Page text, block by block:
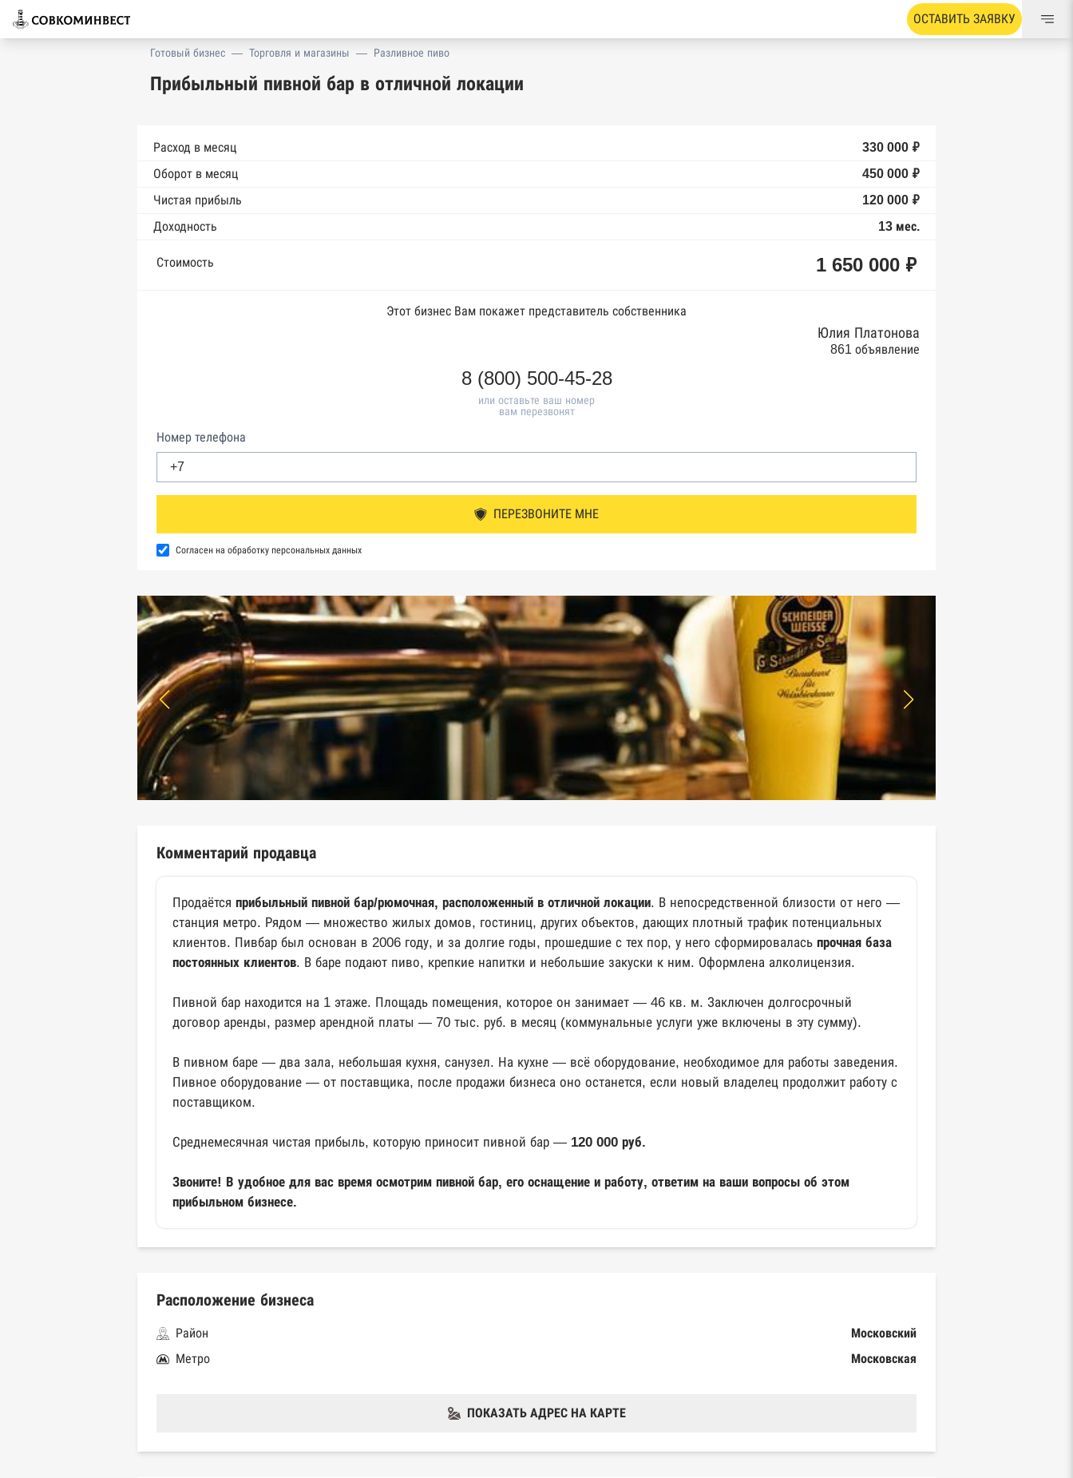
ОСТАВИТЬ ЗАЯВКУ
Готовый бизнес — Торговля и магазины — Разливное пиво
Прибыльный пивной бар в отличной локации
Расход в месяц
330 000 ₽
Оборот в месяц
450 000 ₽
Чистая прибыль
120 000 ₽
Доходность
13 мес.
Стоимость 1 650 000 ₽
Этот бизнес Вам покажет представитель собственника
Юлия Платонова
861 объявление
8 (800) 500-45-28
или оставьте ваш номер
вам перезвонят
Номер телефона
ПЕРЕЗВОНИТЕ МНЕ
Согласен на обработку персональных данных
Комментарий продавца
Продаётся прибыльный пивной бар/рюмочная, расположенный в отличной локации. В непосредственной близости от него —
станция метро. Рядом — множество жилых домов, гостиниц, других объектов, дающих плотный трафик потенциальных
клиентов. Пивбар был основан в 2006 году, и за долгие годы, прошедшие с тех пор, у него сформировалась прочная база
постоянных клиентов. В баре подают пиво, крепкие напитки и небольшие закуски к ним. Оформлена алколицензия.
Пивной бар находится на 1 этаже. Площадь помещения, которое он занимает — 46 кв. м. Заключен долгосрочный
договор аренды, размер арендной платы — 70 тыс. руб. в месяц (коммунальные услуги уже включены в эту сумму).
В пивном баре — два зала, небольшая кухня, санузел. На кухне — всё оборудование, необходимое для работы заведения.
Пивное оборудование — от поставщика, после продажи бизнеса оно останется, если новый владелец продолжит работу с
поставщиком.
Среднемесячная чистая прибыль, которую приносит пивной бар — 120 000 руб.
Звоните! В удобное для вас время осмотрим пивной бар, его оснащение и работу, ответим на ваши вопросы об этом
прибыльном бизнесе.
Расположение бизнеса
Район
Московский
Метро
Московская
ПОКАЗАТЬ АДРЕС НА КАРТЕ